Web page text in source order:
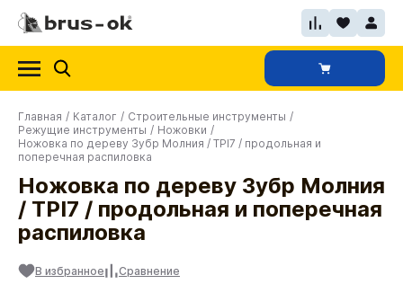
Главная / Каталог / Строительные инструменты /
Режущие инструменты / Ножовки /
Ножовка по дереву Зубр Молния / TPI7 / продольная и
поперечная распиловка
Ножовка по дереву Зубр Молния
/ TPI7 / продольная и поперечная
распиловка
В избранное Сравнение